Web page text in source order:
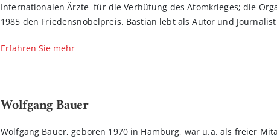
Internationalen Ärzte für die Verhütung des Atomkrieges; die
1985 den Friedensnobelpreis. Bastian lebt als Autor und
Erfahren Sie mehr
Wolfgang Bauer
Wolfgang Bauer, geboren 1970 in Hamburg, war u.a. als freier